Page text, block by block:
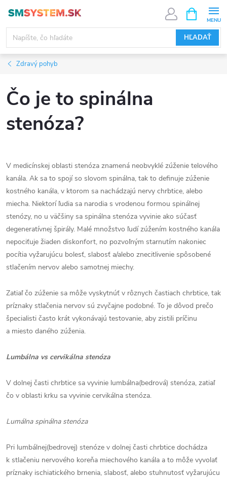
obsah
HĽADAŤ
KOŠÍK
Zdravý pohyb
Čo je to spinálna
stenóza?
V medicínskej oblasti stenóza znamená neobvyklé zúženie telového
kanála. Ak sa to spojí so slovom spinálna, tak to definuje zúženie
kostného kanála, v ktorom sa nachádzajú nervy chrbtice, alebo
miecha. Niektorí ľudia sa narodia s vrodenou formou spinálnej
stenózy, no u väčšiny sa spinálna stenóza vyvinie ako súčasť
degeneratívnej špirály. Malé množstvo ľudí zúžením kostného kanála
nepociťuje žiaden diskonfort, no pozvoľným starnutím nakoniec
pocítia vyžarujúcu bolesť, slabosť a/alebo znecitlivenie spôsobené
stlačením nervov alebo samotnej miechy.
Zatiaľ čo zúženie sa môže vyskytnúť v rôznych častiach chrbtice, tak
príznaky stlačenia nervov sú zvyčajne podobné. To je dôvod prečo
špecialisti často krát vykonávajú testovanie, aby zistili príčinu
a miesto daného zúženia.
Lumbálna vs cervikálna stenóza
V dolnej časti chrbtice sa vyvinie lumbálna(bedrová) stenóza, zatiaľ
čo v oblasti krku sa vyvinie cervikálna stenóza.
Lumálna spinálna stenóza
Pri lumbálnej(bedrovej) stenóze v dolnej časti chrbtice dochádza
k stlačeniu nervového koreňa miechového kanála a to môže vyvolať
príznaky ischiatického brnenia, slabosť, alebo stuhnutosť vyžarujúcu